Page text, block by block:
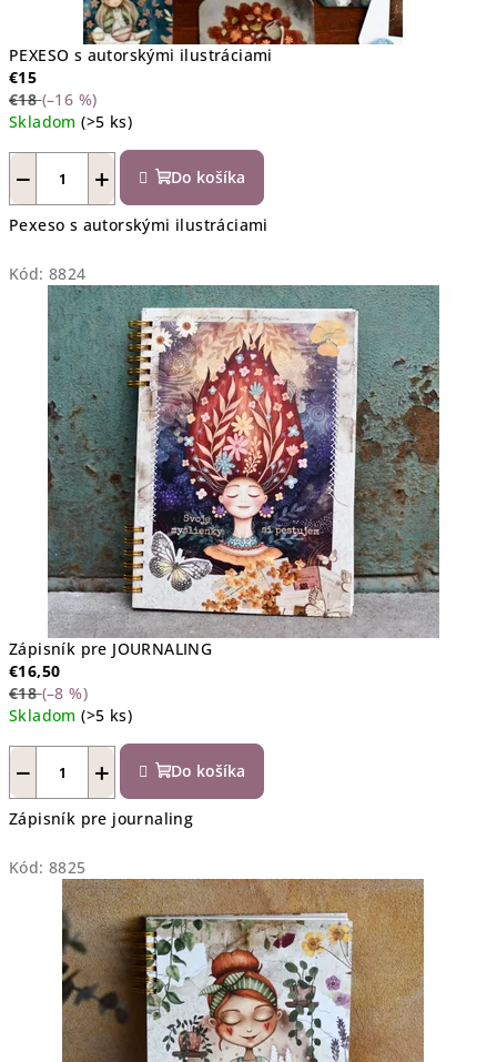
PEXESO s autorskými ilustráciami
€15
€18 (–16 %)
Skladom(>5 ks)
+
− Do košíka
Pexeso s autorskými ilustráciami
Kód: 8824
Zápisník pre JOURNALING
€16,50
€18 (–8 %)
Skladom(>5 ks)
+
− Do košíka
Zápisník pre journaling
Kód: 8825